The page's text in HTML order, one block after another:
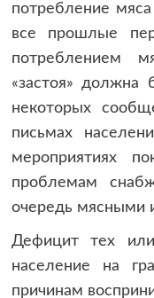
потребление
все прошлые
потреблением
«застоя»
некоторых
письмах
мероприятиях
проблемам
очередь мясными
Дефицит тех
население на
причинам